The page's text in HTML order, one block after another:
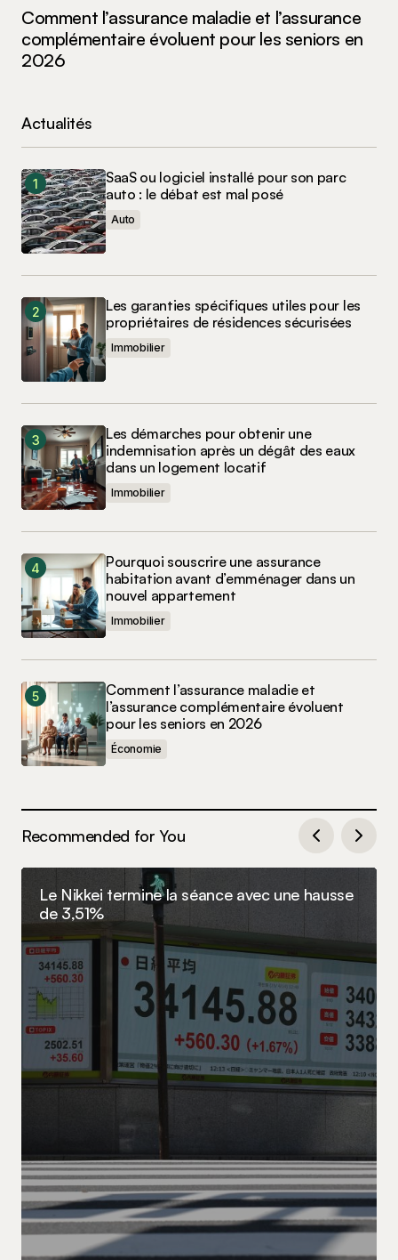
Comment l’assurance maladie et l’assurance
complémentaire évoluent pour les seniors en
2026
Actualités
SaaS ou logiciel installé pour son parc
auto : le débat est mal posé
Auto
Les garanties spécifiques utiles pour les
propriétaires de résidences sécurisées
Immobilier
Les démarches pour obtenir une
indemnisation après un dégât des eaux
dans un logement locatif
Immobilier
Pourquoi souscrire une assurance
habitation avant d’emménager dans un
nouvel appartement
Immobilier
Comment l’assurance maladie et
l’assurance complémentaire évoluent
pour les seniors en 2026
Économie
Recommended for You
Le Nikkei termine la séance avec une hausse
de 3,51%